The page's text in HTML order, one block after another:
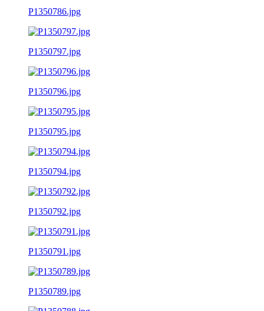
P1350786.jpg
P1350797.jpg
P1350796.jpg
P1350795.jpg
P1350794.jpg
P1350792.jpg
P1350791.jpg
P1350789.jpg